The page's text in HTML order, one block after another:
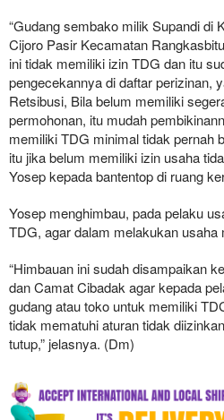
“Gudang sembako milik Supandi di
Cijoro Pasir Kecamatan
ini tidak memiliki izin TDG dan itu
pengecekannya di daftar perizinan,
Retsibusi, Bila belum memiliki
permohonan, itu mudah
memiliki TDG minimal tidak pernah
itu jika belum memiliki izin usaha
Yosep kepada bantentop di ruang
Yosep menghimbau, pada pelaku
TDG, agar dalam melakukan usaha
“Himbauan ini sudah disampaikan
dan Camat Cibadak agar kepada
gudang atau toko untuk memiliki
tidak mematuhi aturan tidak
tutup,” jelasnya. (Dm)